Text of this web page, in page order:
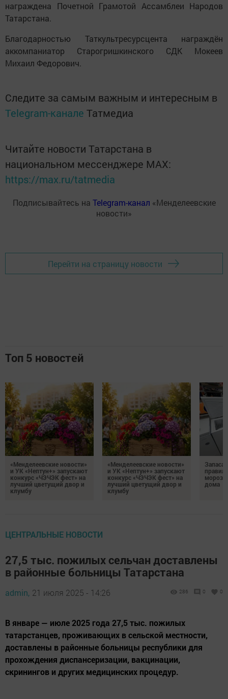
награждена Почетной Грамотой Ассамблеи Народов
Татарстана.
Благодарностью Таткультресурсцента награждён
аккомпаниатор Старогришкинского СДК Мокеев
Михаил Федорович.
Следите за самым важным и интересным в
Telegram-канале Татмедиа
Читайте новости Татарстана в
национальном мессенджере MАХ:
https://max.ru/tatmedia
Подписывайтесь на Telegram-канал «Менделеевские
новости»
Перейти на страницу новости
Топ 5 новостей
«Менделеевские новости»
и УК «Нептун+» запускают
конкурс «ЧЭЧЭК фест» на
лучший цветущий двор и
клумбу
«Менделеевские новости»
и УК «Нептун+» запускают
конкурс «ЧЭЧЭК фест» на
лучший цветущий двор и
клумбу
дома
ЦЕНТРАЛЬНЫЕ НОВОСТИ
27,5 тыс. пожилых сельчан доставлены
в районные больницы Татарстана
admin, 21 июля 2025 - 14:26 286 0 0
В январе — июле 2025 года 27,5 тыс. пожилых
татарстанцев, проживающих в сельской местности,
доставлены в районные больницы республики для
прохождения диспансеризации, вакцинации,
скринингов и других медицинских процедур.